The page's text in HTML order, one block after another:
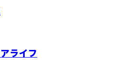
ライフ